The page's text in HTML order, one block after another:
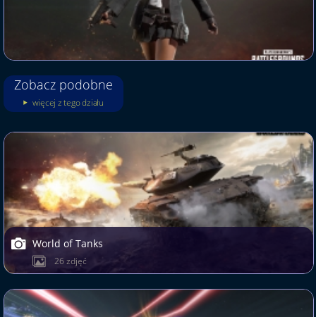
Zobacz podobne
więcej z tego działu
World of Tanks
26 zdjęć